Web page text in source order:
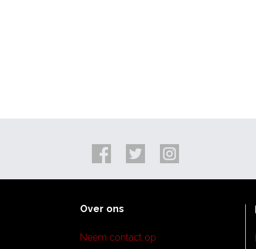
Over ons
Neem contact op